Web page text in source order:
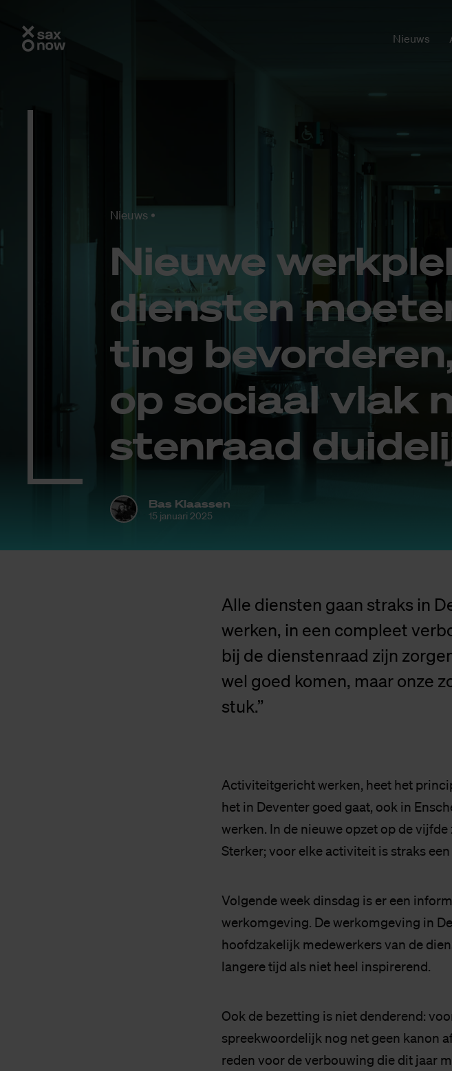
Nieuws
Nieuws
Nieu­we
dien­sten
ting
op so­ci­aal vlak
sten­raad
Bas Klaassen
15 januari 2025
Alle diensten gaan straks in
werken, in een compleet
bij de dienstenraad zijn
wel goed komen, maar onze
stuk.”
Activiteitgericht werken, heet het
het in Deventer goed gaat, ook in
werken. In de nieuwe opzet op de
Sterker; voor elke activiteit is straks
Volgende week dinsdag is er een
werkomgeving. De werkomgeving in
hoofdzakelijk medewerkers van de
langere tijd als niet heel inspirerend.
Ook de bezetting is niet denderend:
spreekwoordelijk nog net geen kanon
reden voor de verbouwing die dit jaar